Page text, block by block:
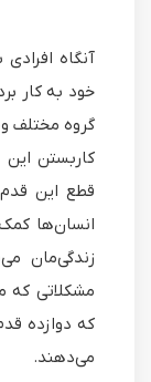
آنگاه
گروه مختلف
کاربستن
قطع این
انسان‌ها
زندگی‌مان
مشکلاتی که
که دوازده
می‌دهند.